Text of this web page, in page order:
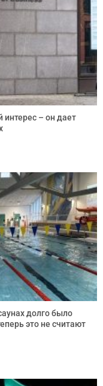
– он дает
долго было
это не считают